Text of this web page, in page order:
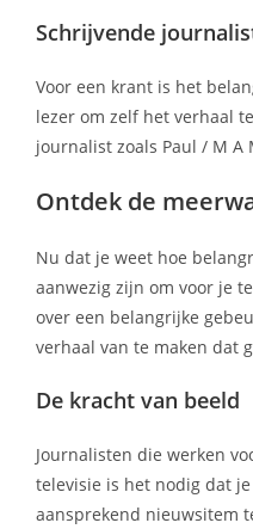
Schrijvende
Voor een krant is het
lezer om zelf het verhaal
journalist zoals Paul / M
Ontdek de
Nu dat je weet hoe
aanwezig zijn om voor je
over een belangrijke
verhaal van te maken dat
De kracht van beeld
Journalisten die werken
televisie is het nodig dat
aansprekend nieuwsitem